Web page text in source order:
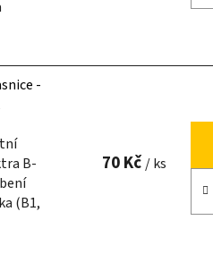
-
B-
(B1,
70 Kč / ks